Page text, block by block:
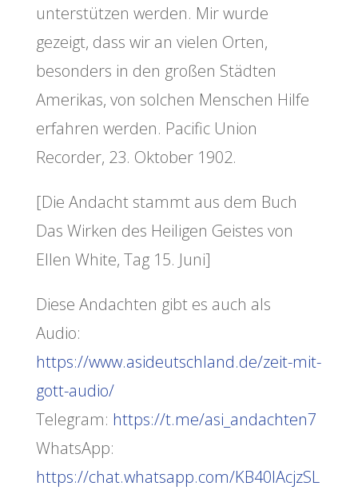
unterstützen werden. Mir wurde
gezeigt, dass wir an vielen Orten,
besonders in den großen Städten
Amerikas, von solchen Menschen Hilfe
erfahren werden. Pacific Union
Recorder, 23. Oktober 1902.
[Die Andacht stammt aus dem Buch
Das Wirken des Heiligen Geistes von
Ellen White, Tag 15. Juni]
Diese Andachten gibt es auch als
Audio:
https://www.asideutschland.de/zeit-mit-
gott-audio/
Telegram: https://t.me/asi_andachten7
WhatsApp:
https://chat.whatsapp.com/KB40lAcjzSL